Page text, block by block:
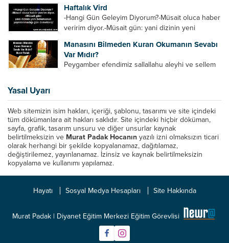
Azrail tek başına aynı anda binlerce insanın
canını...
Haftalık Vird
-Hangi Gün Geleyim Diyorum?-Müsait oluca haber
veririm diyor.-Müsait gün: yani dizinin yeni
efendinin Haftalık Virdi HAFTALIK VİRD Pazartesi
Günü Hangi VİRD var?20:00 Star TV –...
Manasını Bilmeden Kuran Okumanın Sevabı
Var Mıdır?
Peygamber efendimiz sallallahu aleyhi ve sellem
Yasal Uyarı
Web sitemizin isim hakları, içeriği, şablonu, tasarımı ve site içindeki
tüm dökümanlara ait hakları saklıdır. Site içindeki hiçbir döküman,
sayfa, grafik, tasarım unsuru ve diğer unsurlar kaynak
belirtilmeksizin ve Murat Padak Hocanın yazılı izni olmaksızın ticari
olarak herhangi bir şekilde kopyalanamaz, dağıtılamaz,
değiştirilemez, yayınlanamaz. İzinsiz ve kaynak belirtilmeksizin
kopyalama ve kullanımı yapılamaz.
Hayatı Sosyal Medya Hesapları Site Hakkında
Murat Padak | Diyanet Eğitim Merkezi Eğitim Görevlisi